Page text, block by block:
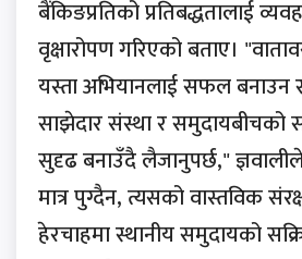
बैंकिङप्रतिको प्रतिबद्धतालाई
वृक्षारोपण गरिएको बताए।
यस्ता अभियानलाई सफल बनाउन
साझेदार संस्था र समुदायबीचको
सुदृढ बनाउँदै लैजानुपर्छ,"
मात्र पुग्दैन, त्यसको वास्तविक
हेरचाहमा स्थानीय समुदायको